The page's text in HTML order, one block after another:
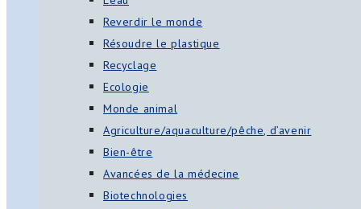
Reverdir le monde
Résoudre le plastique
Recyclage
Ecologie
Monde animal
Agriculture/aquaculture/pêche, d’avenir
Bien-être
Avancées de la médecine
Biotechnologies